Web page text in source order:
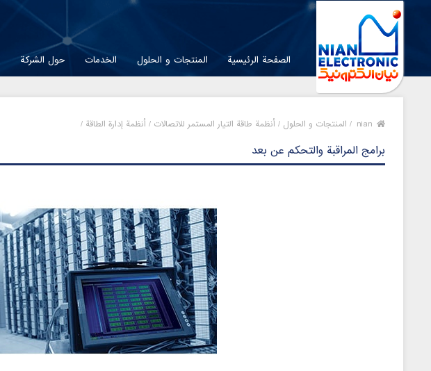
الصفحة الرئيسية المنتجات و الحلول الخدمات حول الشركة
nian
/ المنتجات و الحلول / أنظمة طاقة التيار المستمر للاتصالات / أنظمة إدارة الطاقة /
برامج المراقبة والتحكم عن بعد